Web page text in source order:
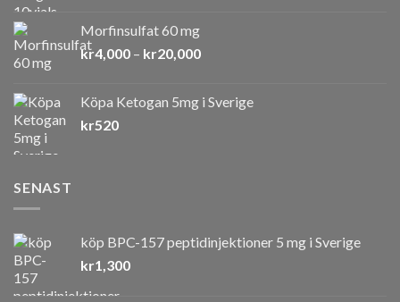
Morfinsulfat 60 mg
kr4,000 – kr20,000Prisintervall:
kr20,000
Köpa Ketogan 5mg i Sverige
kr520
SENAST
köp BPC-157 peptidinjektioner 5 mg i Sverige
kr1,300